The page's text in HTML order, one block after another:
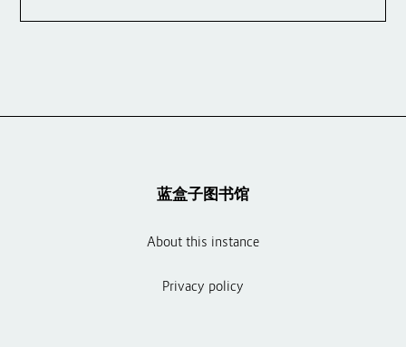
蓝盒子图书馆
About this instance
Privacy policy